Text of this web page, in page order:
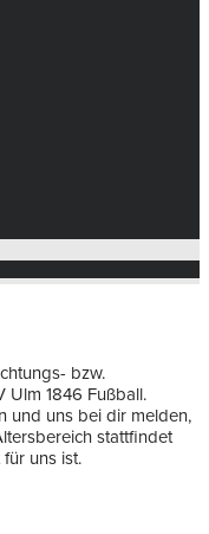
bzw.
Ulm 1846 Fußball.
und uns bei dir melden,
stattfindet
uns ist.